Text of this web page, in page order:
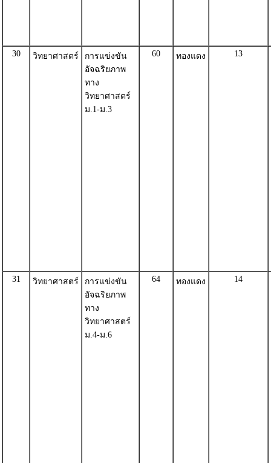
30 วิทยาศาสตร์
การแข่งขัน
อัจฉริยภาพ
ทาง
วิทยาศาสตร์
ม.1-ม.3
60 ทองแดง 13
31 วิทยาศาสตร์
การแข่งขัน
อัจฉริยภาพ
ทาง
วิทยาศาสตร์
ม.4-ม.6
64 ทองแดง 14